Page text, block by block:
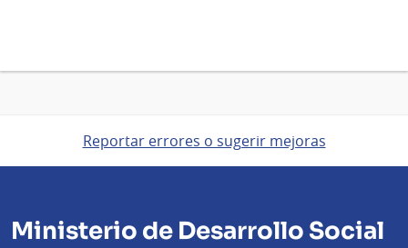
Reportar errores o sugerir mejoras
Ministerio de Desarrollo Social